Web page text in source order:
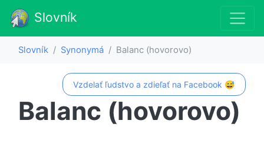
Slovník
Slovník Synonymá Balanc (hovorovo)
Vzdelať ľudstvo a zdieľať na Facebook 😅
Balanc (hovorovo)